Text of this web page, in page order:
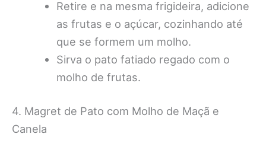
Retire e na mesma frigideira, adicione
as frutas e o açúcar, cozinhando até
que se formem um molho.
Sirva o pato fatiado regado com o
molho de frutas.
4. Magret de Pato com Molho de Maçã e
Canela